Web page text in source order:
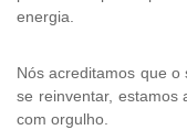
energia.
Nós acreditamos que
se reinventar, estamos
com orgulho.